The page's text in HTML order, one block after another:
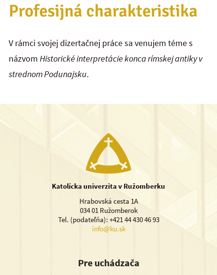
Profesijná charakteristika
V rámci svojej dizertačnej práce sa venujem téme s
názvom Historické interpretácie konca rímskej antiky v
strednom Podunajsku.
Katolícka univerzita v Ružomberku
Hrabovská cesta 1A
034 01 Ružomberok
Tel. (podateľňa): +421 44 430 46 93
info@ku.sk
Pre uchádzača